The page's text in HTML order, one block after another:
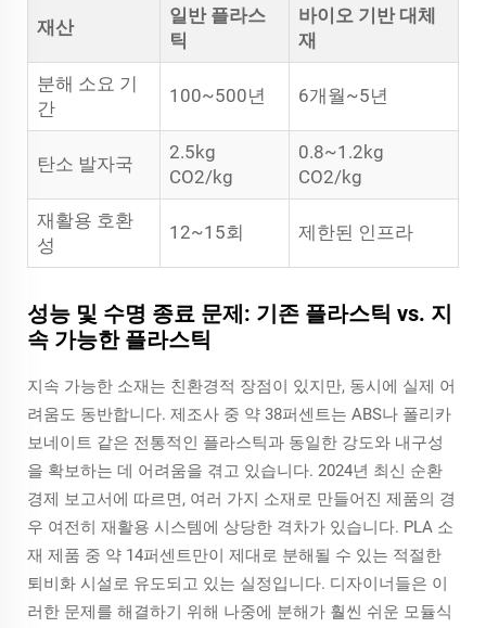
재산
일반 플라스
틱
바이오 기반 대체
재
분해 소요 기
간
100~500년 6개월~5년
탄소 발자국
2.5kg
CO2/kg
0.8~1.2kg
CO2/kg
재활용 호환
성
12~15회 제한된 인프라
성능 및 수명 종료 문제: 기존 플라스틱 vs. 지
속 가능한 플라스틱
지속 가능한 소재는 친환경적 장점이 있지만, 동시에 실제 어
려움도 동반합니다. 제조사 중 약 38퍼센트는 ABS나 폴리카
보네이트 같은 전통적인 플라스틱과 동일한 강도와 내구성
을 확보하는 데 어려움을 겪고 있습니다. 2024년 최신 순환
경제 보고서에 따르면, 여러 가지 소재로 만들어진 제품의 경
우 여전히 재활용 시스템에 상당한 격차가 있습니다. PLA 소
재 제품 중 약 14퍼센트만이 제대로 분해될 수 있는 적절한
퇴비화 시설로 유도되고 있는 실정입니다. 디자이너들은 이
러한 문제를 해결하기 위해 나중에 분해가 훨씬 쉬운 모듈식